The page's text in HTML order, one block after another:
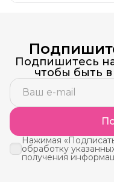
Подпишитесь
чтобы быть
Нажимая
обработку
получения